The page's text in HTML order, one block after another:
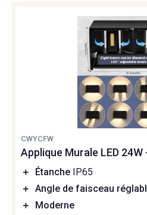
CWYCFW
Applique Murale LED 24W
＋ Étanche IP65
＋ Angle de faisceau
＋
Moderne